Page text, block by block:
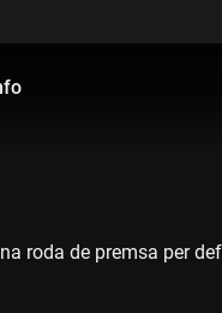
roda de premsa per